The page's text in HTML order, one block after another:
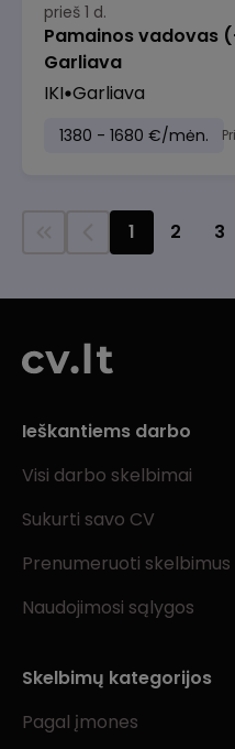
prieš 1 d.
Pamainos vadovas
Garliava
IKI Garliava
1380 - 1680 €/mėn.
1 2 3
Ieškantiems darbo
Visi darbo skelbimai
Sukurti savo CV
Prenumeruoti skelbimus
Naudojimosi sąlygos
Skelbimų kategorijos
Pagal įmones